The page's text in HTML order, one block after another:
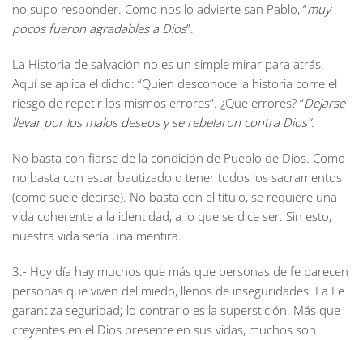
no supo responder. Como nos lo advierte san Pablo, “muy
pocos fueron agradables a Dios”.
La Historia de salvación no es un simple mirar para atrás.
Aquí se aplica el dicho: “Quien desconoce la historia corre el
riesgo de repetir los mismos errores”. ¿Qué errores? “Dejarse
llevar por los malos deseos y se rebelaron contra Dios”.
No basta con fiarse de la condición de Pueblo de Dios. Como
no basta con estar bautizado o tener todos los sacramentos
(como suele decirse). No basta con el título, se requiere una
vida coherente a la identidad, a lo que se dice ser. Sin esto,
nuestra vida sería una mentira.
3.- Hoy día hay muchos que más que personas de fe parecen
personas que viven del miedo, llenos de inseguridades. La Fe
garantiza seguridad; lo contrario es la superstición. Más que
creyentes en el Dios presente en sus vidas, muchos son